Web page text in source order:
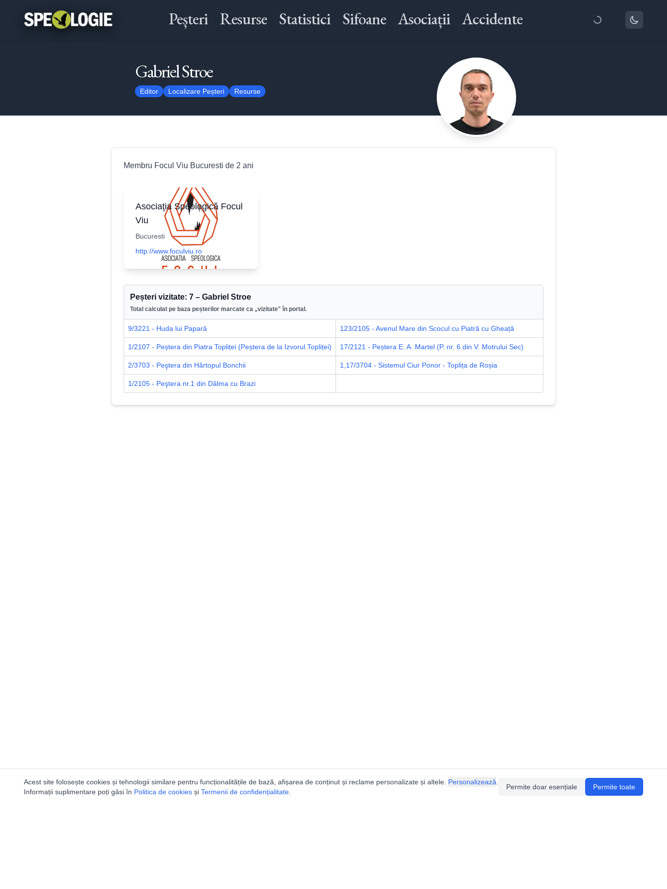
Peșteri Resurse Statistici Sifoane Asociații Accidente
Gabriel Stroe
Editor Localizare Peșteri Resurse
Membru Focul Viu Bucuresti de 2 ani
Asociaţia Speologică Focul
Viu
Bucuresti
http://www.foculviu.ro
Peșteri vizitate: 7 – Gabriel Stroe
Total calculat pe baza peșterilor marcate ca „vizitate" în portal.
9/3221 - Huda lui Papară 123/2105 - Avenul Mare din Scocul cu Piatră cu Gheață
1/2107 - Peștera din Piatra Topliței (Peștera de la Izvorul Topliței) 17/2121 - Peștera E. A. Martel (P. nr. 6 din V. Motrului Sec)
2/3703 - Peştera din Hârtopul Bonchii 1,17/3704 - Sistemul Ciur Ponor - Toplița de Roșia
1/2105 - Peştera nr.1 din Dâlma cu Brazi
Acest site folosește cookies și tehnologii similare pentru funcționalitățile de bază, afișarea de conținut și reclame personalizate și altele. Personalizează
Informații suplimentare poți găsi în Politica de cookies și Termenii de confidențialitate
Permite doar esențiale Permite toate